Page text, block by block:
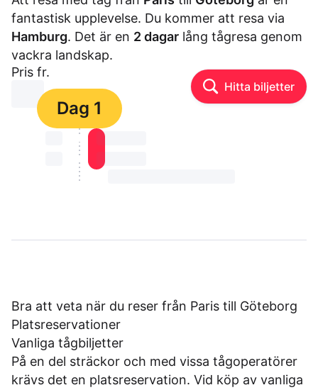
fantastisk upplevelse. Du kommer att resa via
Hamburg. Det är en 2 dagar lång tågresa genom
vackra landskap.
Pris fr.
⏳⏳ Hitta biljetter
Dag 1
⏳⏳ ⏳ ⏳⏳
⏳⏳ ⏳ ⏳⏳
Bra att veta när du reser från Paris till Göteborg
Platsreservationer
Vanliga tågbiljetter
På en del sträckor och med vissa tågoperatörer
krävs det en platsreservation. Vid köp av vanliga